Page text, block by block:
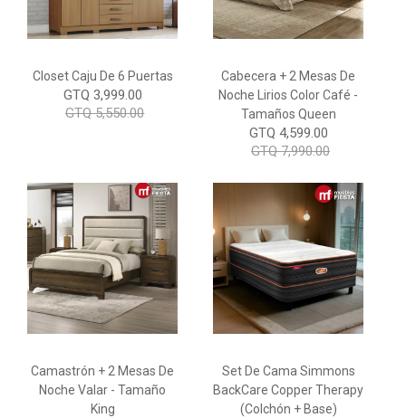
Closet Caju De 6 Puertas
GTQ 3,999.00
GTQ 5,550.00
Cabecera + 2 Mesas De
Noche Lirios Color Café -
Tamaños Queen
GTQ 4,599.00
GTQ 7,990.00
Camastrón + 2 Mesas De
Noche Valar - Tamaño
King
Set De Cama Simmons
BackCare Copper Therapy
(Colchón + Base)